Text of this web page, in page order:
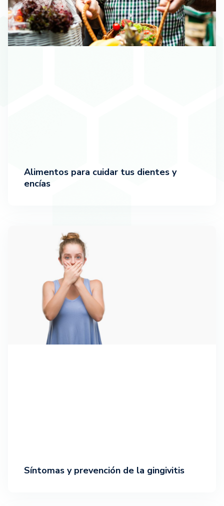
Alimentos para cuidar tus dientes y
encías
Síntomas y prevención de la gingivitis